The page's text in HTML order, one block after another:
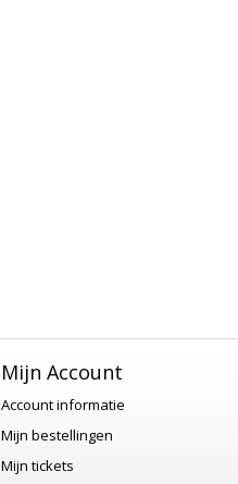
Mijn Account
Account informatie
Mijn bestellingen
Mijn tickets